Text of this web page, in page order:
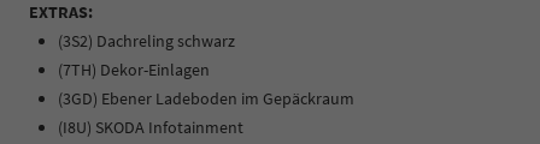
EXTRAS:
(3S2) Dachreling schwarz
(7TH) Dekor-Einlagen
(3GD) Ebener Ladeboden im Gepäckraum
(I8U) SKODA Infotainment